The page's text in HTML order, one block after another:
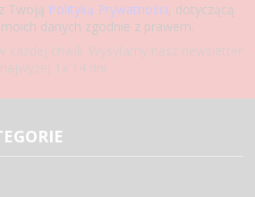
Twoją Polityką Prywatności, dotyczącą
danych zgodnie z prawem.
każdej chwili. Wysyłamy nasz newsletter
najwyżej 1x 14 dni.